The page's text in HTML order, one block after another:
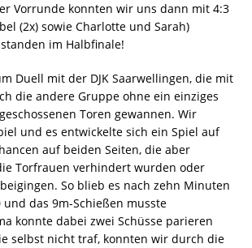
Vorrunde konnten wir uns dann mit 4:3
(2x) sowie Charlotte und Sarah)
im Halbfinale!
Duell mit der DJK Saarwellingen, die mit
die andere Gruppe ohne ein einziges
Toren gewannen. Wir
und es entwickelte sich ein Spiel auf
auf beiden Seiten, die aber
Torfrauen verhindert wurden oder
So blieb es nach zehn Minuten
das 9m-Schießen musste
konnte dabei zwei Schüsse parieren
selbst nicht traf, konnten wir durch die